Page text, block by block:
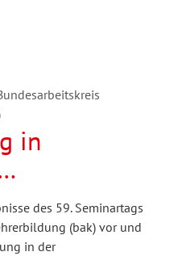
in
in der
des 59. Seminartags
(bak) vor und
in der